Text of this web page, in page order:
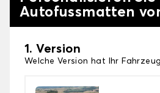
Autofussmatten
1. Version
Welche Version hat Ihr